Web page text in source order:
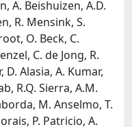
A. Beishuizen, A.D.
R. Mensink, S.
O. Beck, C.
C. de Jong, R.
Alasia, A. Kumar,
R.Q. Sierra, A.M.
M. Anselmo, T.
P. Patricio, A.